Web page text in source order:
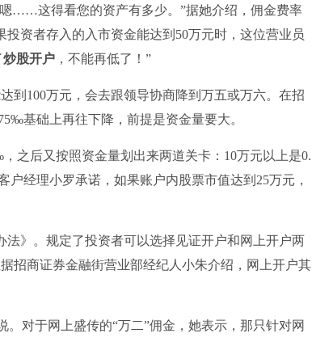
……这得看您的资产有多少。”据她介绍，佣金费率
资者存入的入市资金能达到50万元时，这位营业员
炒股开户 ，不能再低了！”
到100万元，会去跟领导协商降到万五或万六。在招
基础上再往下降，前提是资金量要大。
之后又按照资金量划出来两道关卡：10万元以上是0.
经理小罗承诺，如果账户内股票市值达到25万元，
》。规定了投资者可以选择见证开户和网上开户两
招商证券金融街营业部经纪人小朱介绍，网上开户其
对于网上盛传的“万二”佣金，她表示，那只针对网